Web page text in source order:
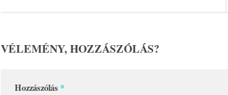
VÉLEMÉNY, HOZZÁSZÓLÁS?
Hozzászólás*